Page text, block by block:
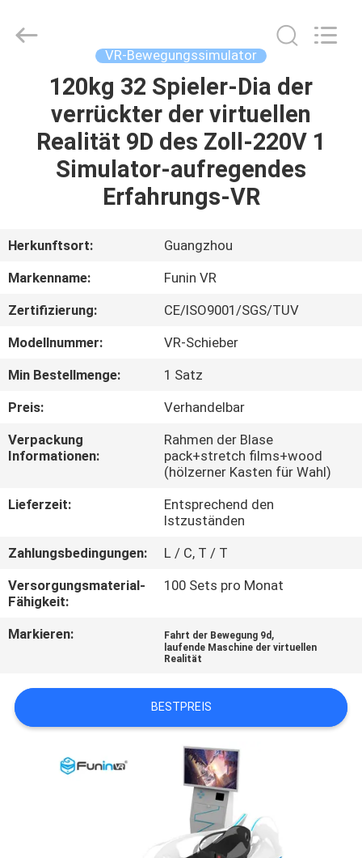
HEIM
PRODUKTE
ÜBER
FABRIK-
TOUR
QUALITÄTSKONTROLLE
UNS
NACHRICHTEN
FÄLLE
PRIVACY
Co.,Ltd.
VR-Bewegungssimulator
120kg 32 Spieler-Dia der
verrückter der virtuellen
Realität 9D des Zoll-220V 1
Simulator-aufregendes
Erfahrungs-VR
Herkunftsort:
Guangzhou
Markenname:
Funin VR
Zertifizierung:
CE/ISO9001/SGS/TUV
Modellnummer:
VR-Schieber
Min Bestellmenge:
1 Satz
Preis:
Verhandelbar
Verpackung
Informationen:
Rahmen der Blase
pack+stretch films+wood
(hölzerner Kasten für Wahl)
Lieferzeit:
Entsprechend den
Istzuständen
Zahlungsbedingungen:
L / C, T / T
Versorgungsmaterial-
Fähigkeit:
100 Sets pro Monat
Markieren: Fahrt der Bewegung 9d ,
laufende Maschine der virtuellen
Realität
BESTPREIS